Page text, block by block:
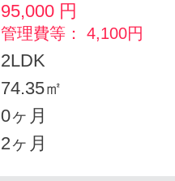
95,000 円
管理費等： 4,100円
2LDK
74.35㎡
0ヶ月
2ヶ月